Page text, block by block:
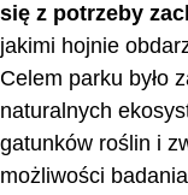
się z potrzeby
jakimi hojnie
Celem parku było
naturalnych
gatunków roślin i
możliwości